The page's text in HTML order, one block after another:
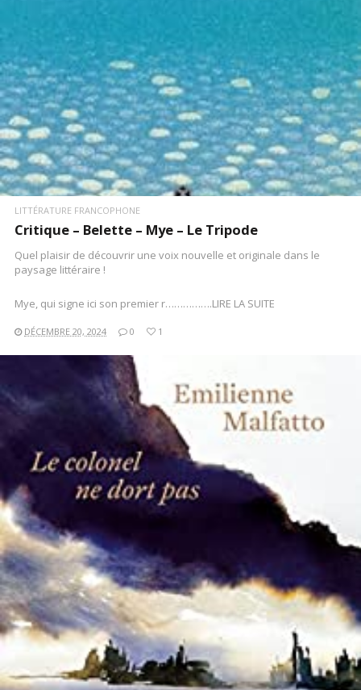
LITTÉRATURE FRANCOPHONE
Critique – Belette – Mye – Le Tripode
Quel plaisir de découvrir une voix nouvelle et originale dans le
paysage littéraire !
Mye, qui signe ici son premier r…………….LIRE LA SUITE
DÉCEMBRE 20, 2024 0 1
LIRE LA SUITE